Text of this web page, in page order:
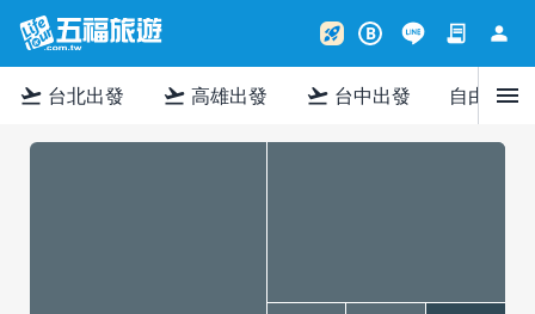
rocket_launch B contract person
flight_takeoff 台北出發 flight_takeoff 高雄出發 flight_takeoff 台中出發 自由行menu